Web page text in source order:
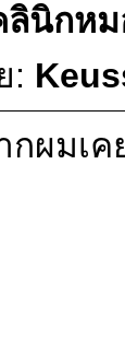
นิกหม
:
กผมเ